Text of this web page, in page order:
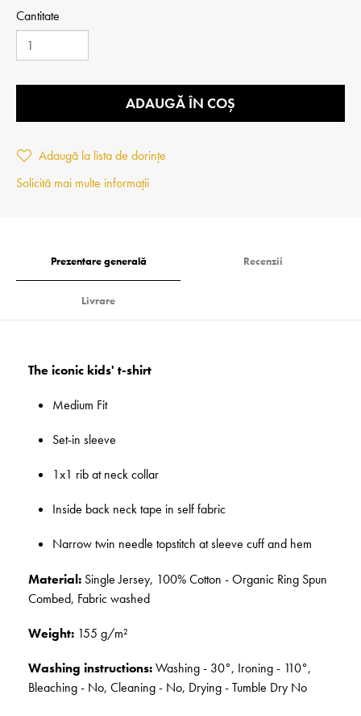
Cantitate
ADAUGĂ ÎN COȘ
Adaugă la lista de dorințe
Solicită mai multe informații
Prezentare generală Recenzii
Livrare
The iconic kids' t-shirt
Medium Fit
Set-in sleeve
1x1 rib at neck collar
Inside back neck tape in self fabric
Narrow twin needle topstitch at sleeve cuff and hem
Material: Single Jersey, 100% Cotton - Organic Ring Spun
Combed, Fabric washed
Weight: 155 g/m²
Washing instructions:Washing - 30°, Ironing - 110°,
Bleaching - No, Cleaning - No, Drying - Tumble Dry No